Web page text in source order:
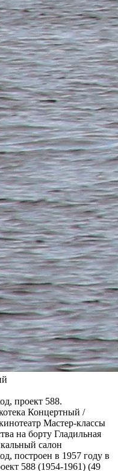
проект 588.
Концертный /
Мастер-классы
на борту Гладильная
салон
построен в 1957 году в
588 (1954-1961) (49